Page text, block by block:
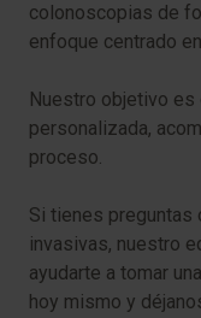
colonoscopias de
enfoque centrado
Nuestro objetivo
personalizada,
proceso.
Si tienes
invasivas, nuestro
ayudarte a tomar
hoy mismo y